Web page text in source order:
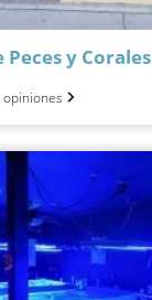
y Corales